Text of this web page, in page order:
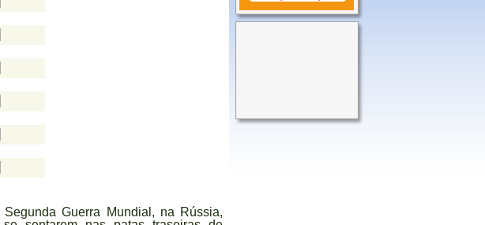
Guerra Mundial, na Rússia,